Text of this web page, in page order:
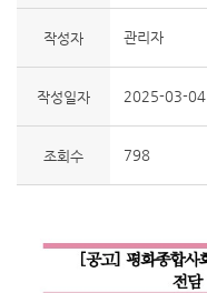
작성자 관리자
작성일자 2025-03-04
조회수 798